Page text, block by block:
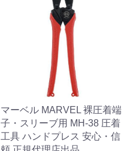
マーベル MARVEL 裸圧着端
子・スリーブ用 MH-38 圧着
工具 ハンドプレス 安心・信